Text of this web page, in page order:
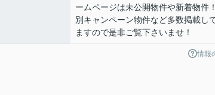
ームページは未公開物件や新着物件
別キャンペーン物件など多数掲載し
ますので是非ご覧下さいませ！
情報